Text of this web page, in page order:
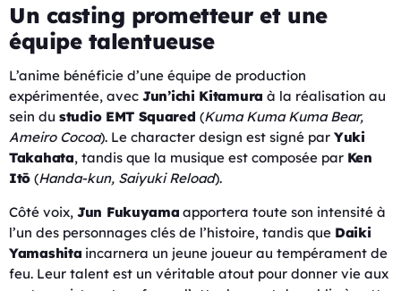
Un casting prometteur et une
équipe talentueuse
L’anime bénéficie d’une équipe de production
expérimentée, avec Jun’ichi Kitamura à la réalisation au
sein du studio EMT Squared (Kuma Kuma Kuma Bear,
Ameiro Cocoa). Le character design est signé par Yuki
Takahata, tandis que la musique est composée par Ken
Itō (Handa-kun, Saiyuki Reload).
Côté voix, Jun Fukuyama apportera toute son intensité à
l’un des personnages clés de l’histoire, tandis que Daiki
Yamashita incarnera un jeune joueur au tempérament de
feu. Leur talent est un véritable atout pour donner vie aux